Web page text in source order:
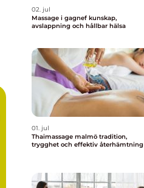
02. jul
Massage i gagnef kunskap,
avslappning och hållbar hälsa
01. jul
Thaimassage malmö tradition,
trygghet och effektiv återhämtning